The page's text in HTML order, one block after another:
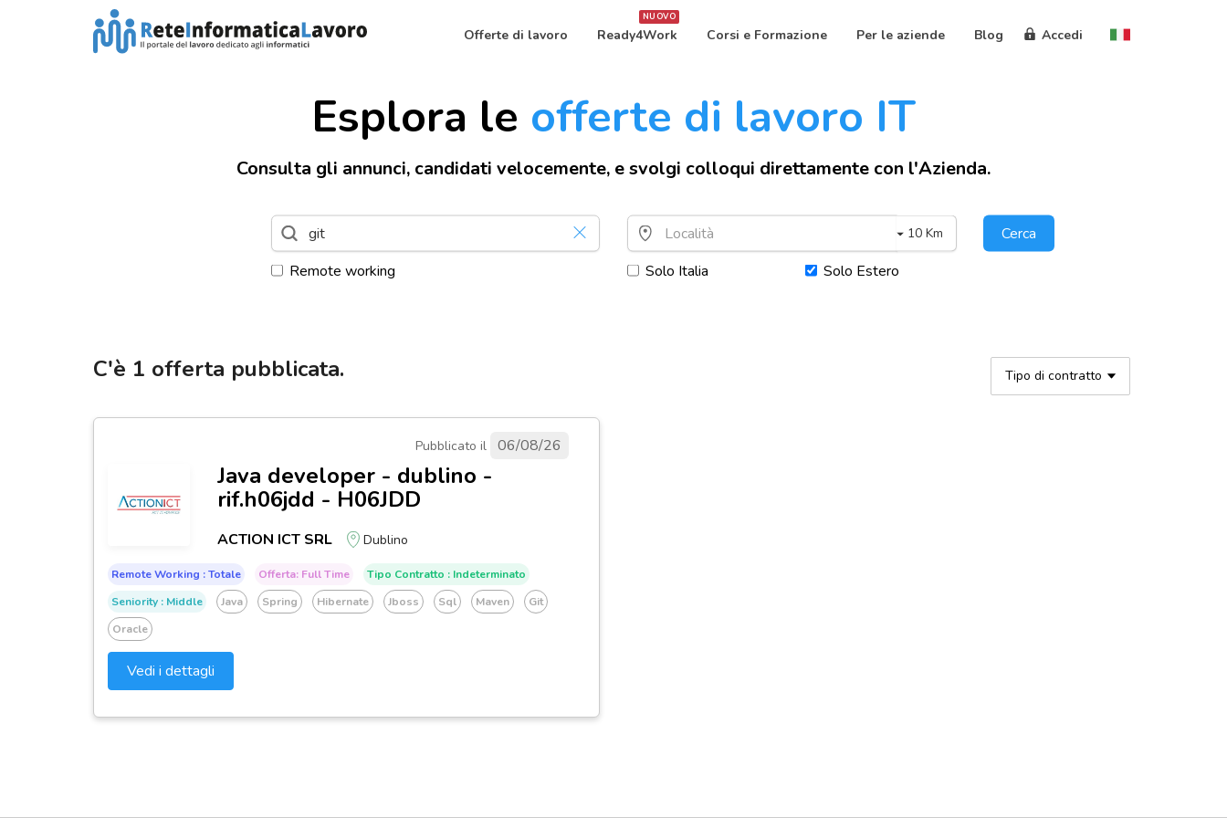
Offerte di lavoro
NUOVO
Ready4Work Corsi e Formazione Per le aziende Blog Accedi
Esplora le offerte di lavoro IT
Consulta gli annunci, candidati velocemente, e svolgi colloqui direttamente con l'Azienda.
10 Km
Cerca
Remote working
Solo Italia Solo Estero
C'è 1 offerta pubblicata. Tipo di contratto
Pubblicato il 06/08/26
Java developer - dublino -
rif.h06jdd - H06JDD
ACTION ICT SRL Dublino
Remote Working : Totale Offerta: Full Time
Tipo Contratto : Indeterminato
Seniority : Middle
Java Spring Hibernate Jboss Sql Maven
Git
Oracle
Vedi i dettagli